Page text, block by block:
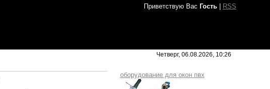
Приветствую Вас Гость| RSS
Четверг, 06.08.2026, 10:26
оборудование для окон пвх